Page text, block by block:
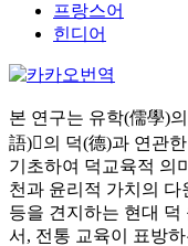
프랑스어
힌디어
본 연구는 유학(儒學)
語)󰡕의 덕(德)과 연관한
기초하여 덕교육적 의
천과 윤리적 가치의
등을 견지하는 현대 덕
서, 전통 교육이 표방